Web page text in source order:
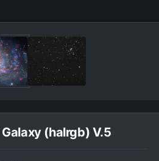
(halrgb) V.5